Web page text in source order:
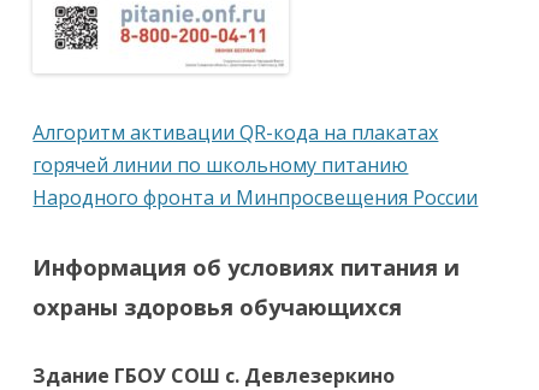
Алгоритм активации QR-кода на плакатах
горячей линии по школьному питанию
Народного фронта и Минпросвещения России
Информация об условиях питания и
охраны здоровья обучающихся
Здание ГБОУ СОШ с. Девлезеркино